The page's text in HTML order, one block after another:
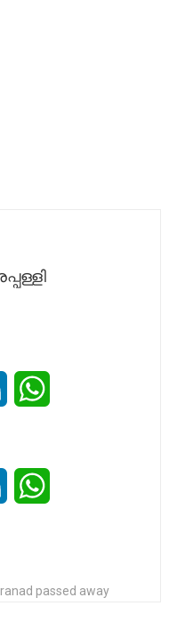
LinkedIn
LinkedIn
passed away